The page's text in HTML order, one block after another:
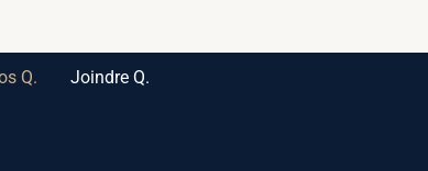
Q. Joindre Q.
aidant à gérer les transitions et à planifier leur